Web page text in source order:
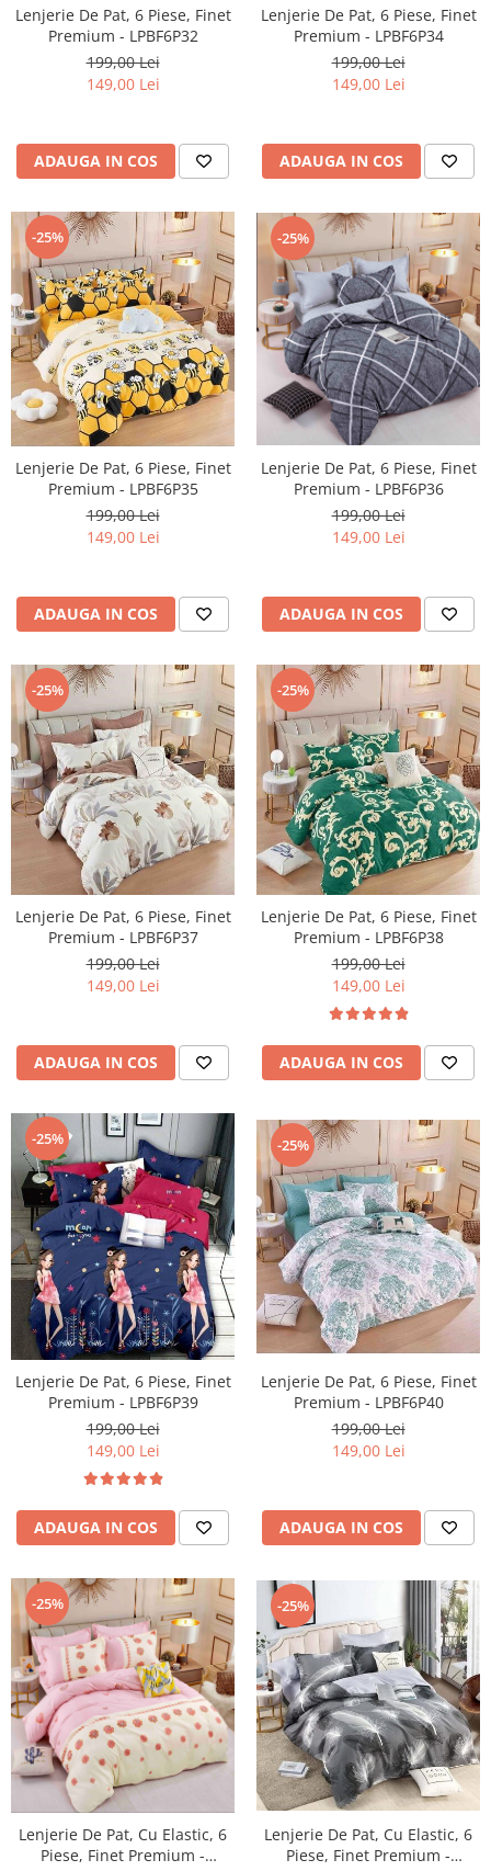
Lenjerie De Pat, 6 Piese, Finet
Premium - LPBF6P32
199,00 Lei
149,00 Lei
ADAUGA IN COS
Lenjerie De Pat, 6 Piese, Finet
Premium - LPBF6P34
199,00 Lei
149,00 Lei
ADAUGA IN COS
-25%
Lenjerie De Pat, 6 Piese, Finet
Premium - LPBF6P35
199,00 Lei
149,00 Lei
ADAUGA IN COS
-25%
Lenjerie De Pat, 6 Piese, Finet
Premium - LPBF6P36
199,00 Lei
149,00 Lei
ADAUGA IN COS
-25%
Lenjerie De Pat, 6 Piese, Finet
Premium - LPBF6P37
199,00 Lei
149,00 Lei
ADAUGA IN COS
-25%
Lenjerie De Pat, 6 Piese, Finet
Premium - LPBF6P38
199,00 Lei
149,00 Lei
ADAUGA IN COS
-25%
Lenjerie De Pat, 6 Piese, Finet
Premium - LPBF6P39
199,00 Lei
149,00 Lei
ADAUGA IN COS
-25%
Lenjerie De Pat, 6 Piese, Finet
Premium - LPBF6P40
199,00 Lei
149,00 Lei
ADAUGA IN COS
-25%
Lenjerie De Pat, Cu Elastic, 6
Piese, Finet Premium -
-25%
Lenjerie De Pat, Cu Elastic, 6
Piese, Finet Premium -